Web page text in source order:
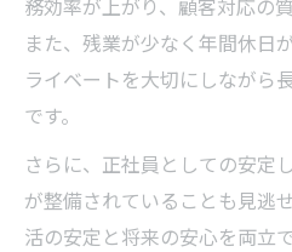
務効率が上がり、顧客対応の
また、残業が少なく年間休日
ライベートを大切にしながら
です。
さらに、正社員としての安定
が整備されていることも見逃
活の安定と将来の安心を両立